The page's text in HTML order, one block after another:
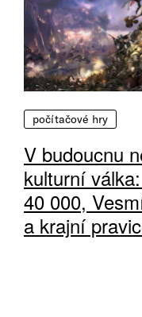
počítačové hry
V budoucnu
kulturní
40 000,
a krajní